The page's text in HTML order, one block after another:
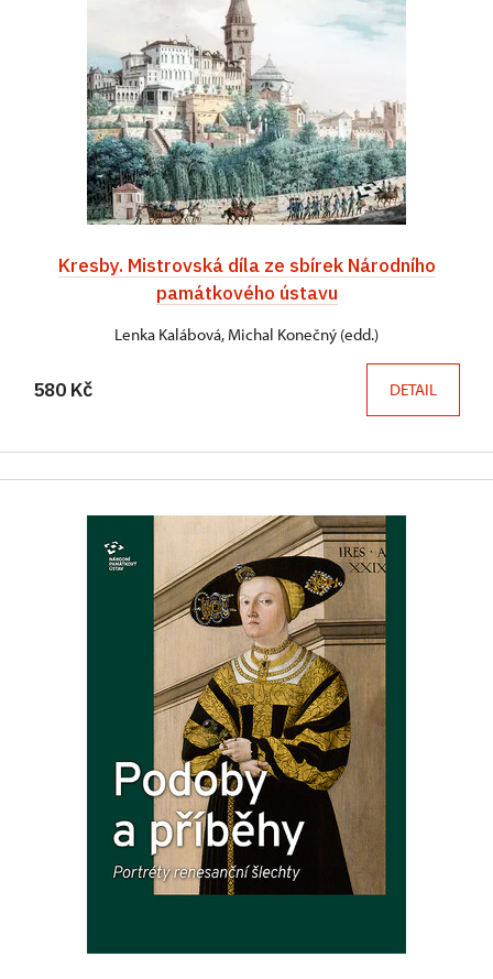
Kresby. Mistrovská díla ze sbírek Národního
památkového ústavu
Lenka Kalábová, Michal Konečný (edd.)
580 Kč DETAIL